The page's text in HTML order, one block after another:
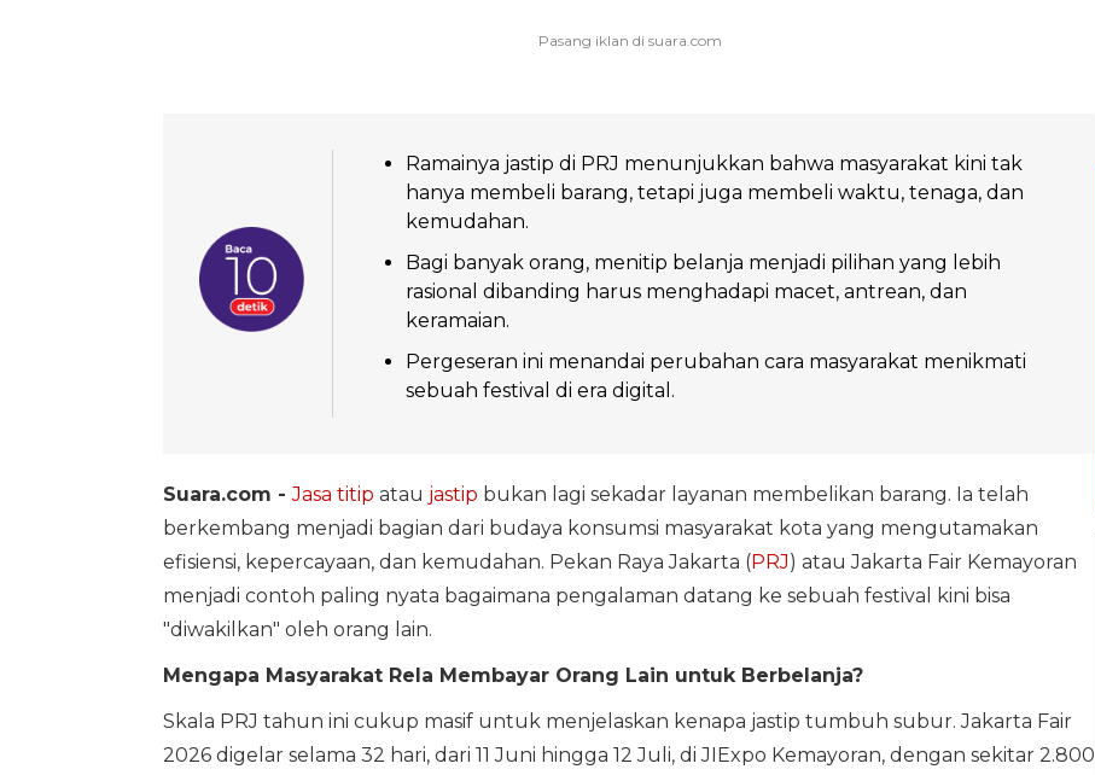
Ramainya jastip di PRJ menunjukkan bahwa masyarakat kini tak
hanya membeli barang, tetapi juga membeli waktu, tenaga, dan
kemudahan.
Bagi banyak orang, menitip belanja menjadi pilihan yang lebih
rasional dibanding harus menghadapi macet, antrean, dan
keramaian.
Pergeseran ini menandai perubahan cara masyarakat menikmati
sebuah festival di era digital.
Suara.com -Jasa titip atau jastip bukan lagi sekadar layanan membelikan barang. Ia telah
berkembang menjadi bagian dari budaya konsumsi masyarakat kota yang mengutamakan
efisiensi, kepercayaan, dan kemudahan. Pekan Raya Jakarta (PRJ) atau Jakarta Fair Kemayoran
menjadi contoh paling nyata bagaimana pengalaman datang ke sebuah festival kini bisa
"diwakilkan" oleh orang lain.
Mengapa Masyarakat Rela Membayar Orang Lain untuk Berbelanja?
Skala PRJ tahun ini cukup masif untuk menjelaskan kenapa jastip tumbuh subur. Jakarta Fair
2026 digelar selama 32 hari, dari 11 Juni hingga 12 Juli, di JIExpo Kemayoran, dengan sekitar 2.800